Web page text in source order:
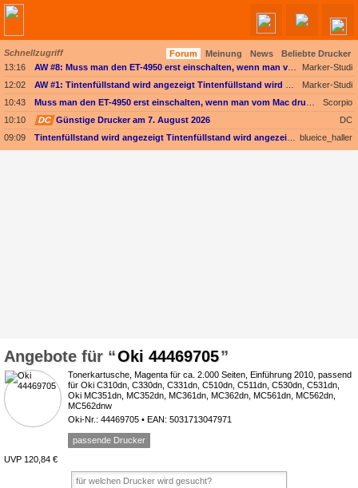
Schnellzugriff Forum Meinung News
Beliebte Drucker
13:16
Marker-Studi
12:02
Marker-Studi
10:43
Scorpio
10:10
DC Günstige Drucker am 7. August 2026
DC
09:09
blueice_haller
Oki 44469705
Tonerkartusche, Magenta für ca. 2.000 Seiten, Einführung 2010, passend
für Oki C310dn, C330dn, C331dn, C510dn, C511dn, C530dn, C531dn,
Oki MC351dn, MC352dn, MC361dn, MC362dn, MC561dn, MC562dn,
MC562dnw
Oki-Nr.: 44469705 • EAN: 5031713047971
passende Drucker
UVP 120,84 €